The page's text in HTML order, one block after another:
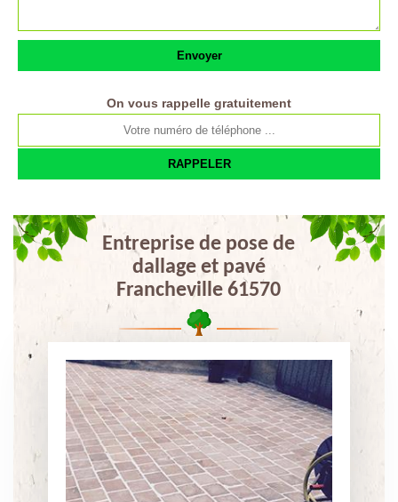
On vous rappelle gratuitement
Entreprise de pose de
dallage et pavé
Francheville 61570